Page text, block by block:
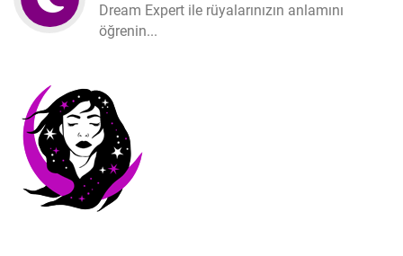
Dream Expert ile rüyalarınızın anlamını
öğrenin...